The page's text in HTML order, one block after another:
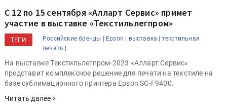
С 12 по 15 сентября «Алларт Сервис» примет
участие в выставке «Текстильлегпром»
ТЕГИ Российские бренды | Epson | выставка |
текстильная
печать |
На выставке Текстильлегпром-2023 «Алларт Сервис»
представит комплексное решение для печати на текстиле на
базе сублимационного принтера Epson SC-F9400.
Читать далее